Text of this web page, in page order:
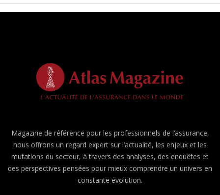
Magazine de référence pour les professionnels de l’assurance,
nous offrons un regard expert sur l’actualité, les enjeux et les
mutations du secteur, à travers des analyses, des enquêtes et
des perspectives pensées pour mieux comprendre un univers en
constante évolution.